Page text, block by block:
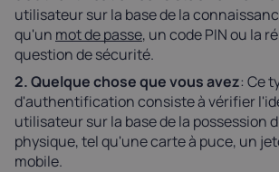
utilisateur sur la base de la
qu'un mot de passe, un code PIN ou la
question de sécurité.
2. Quelque chose que vous avez: Ce
d'authentification consiste à vérifier
utilisateur sur la base de la possession
physique, tel qu'une carte à puce, un
mobile.